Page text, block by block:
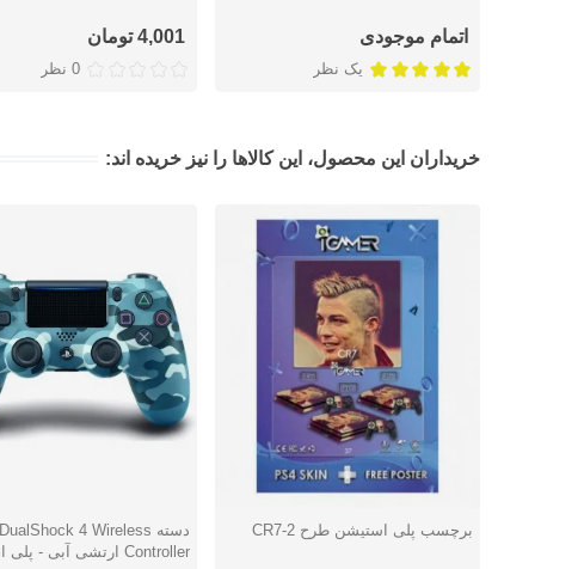
اتمام موجودی
یک نظر
4,001 تومان
0 نظر
خریداران این محصول، این کالاها را نیز خریده اند:
دوست داشتن
برچسب پلی استیشن طرح 2-CR7 دوست داشتن
دسته DualShock 4 Wireless
Controller ارتشی آبی - پلی استیشن 4